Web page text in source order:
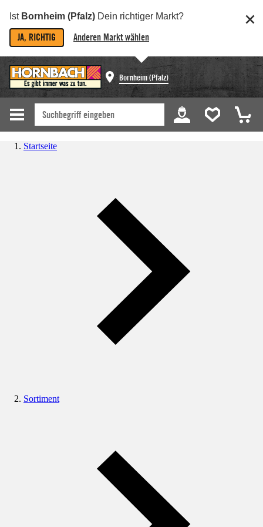
Ist Bornheim (Pfalz) Dein richtiger Markt?
JA, RICHTIG Anderen Markt wählen
Bornheim (Pfalz)
Startseite
Sortiment